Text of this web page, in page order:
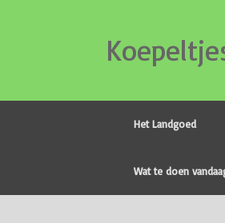
Het Landgoed
Wat te doen